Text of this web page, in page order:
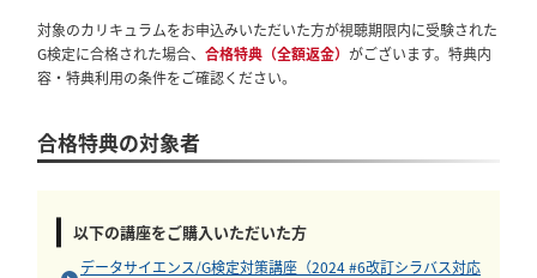
対象のカリキュラムをお申込みいただいた方が視聴期限内に受験された
G検定に合格された場合、 合格特典（全額返金） がございます。特典内
容・特典利用の条件をご確認ください。
合格特典の対象者
以下の講座をご購入いただいた方
データサイエンス/G検定対策講座（2024 #6改訂シラバス対応